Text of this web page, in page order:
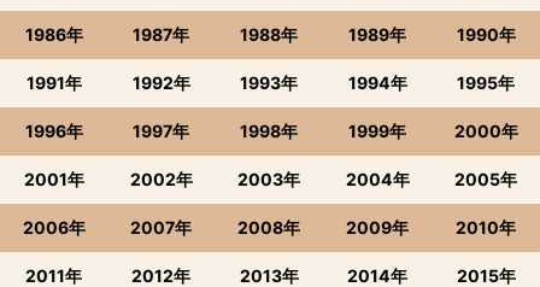
1986年 1987年 1988年 1989年 1990年
1991年 1992年 1993年 1994年 1995年
1996年 1997年 1998年 1999年 2000年
2001年 2002年 2003年 2004年 2005年
2006年 2007年 2008年 2009年 2010年
2011年 2012年 2013年 2014年 2015年